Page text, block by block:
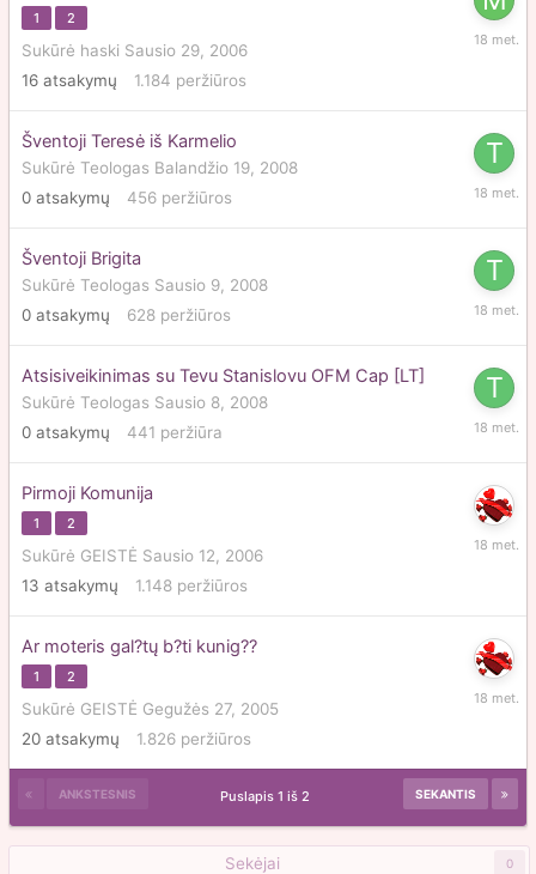
1 2
Sukūrė haski Sausio 29, 2006
16 atsakymų 1.184 peržiūros
Birželio
Šventoji Teresė iš Karmelio
Sukūrė Teologas Balandžio 19, 2008
0 atsakymų 456 peržiūros
Šventoji Brigita
Sukūrė Teologas Sausio 9, 2008
0 atsakymų 628 peržiūros
Sausio
Atsisiveikinimas su Tevu Stanislovu OFM Cap [LT]
Sukūrė Teologas Sausio 8, 2008
0 atsakymų 441 peržiūra
Sausio
Pirmoji Komunija
1 2
Sukūrė GEISTĖ Sausio 12, 2006
13 atsakymų 1.148 peržiūros
Sausio
Ar moteris gal?tų b?ti kunig??
1 2
Sukūrė GEISTĖ Gegužės 27, 2005
20 atsakymų 1.826 peržiūros
Sausio
ANKSTESNIS SEKANTIS
Puslapis 1 iš 2
Sekėjai 0